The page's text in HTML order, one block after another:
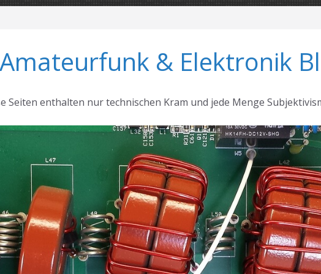
& Elektronik
Seiten enthalten nur technischen Kram und jede Menge